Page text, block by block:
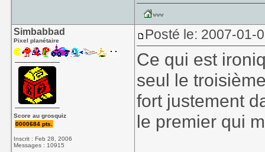
Simbabbad
Pixel planétaire
Score au grosquiz
0000684 pts.
Inscrit : Feb 28, 2006
Messages : 10915
Posté le: 2007-01-
Ce qui est
seul le
fort justement
le premier qui